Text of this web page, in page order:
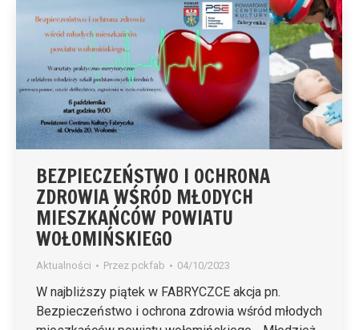
BEZPIECZEŃSTWO I OCHRONA
ZDROWIA WŚRÓD MŁODYCH
MIESZKAŃCÓW POWIATU
WOŁOMIŃSKIEGO
Aktualności Przez pckfab 04/10/2023
W najbliższy piątek w FABRYCZCE akcja pn.
Bezpieczeństwo i ochrona zdrowia wśród młodych